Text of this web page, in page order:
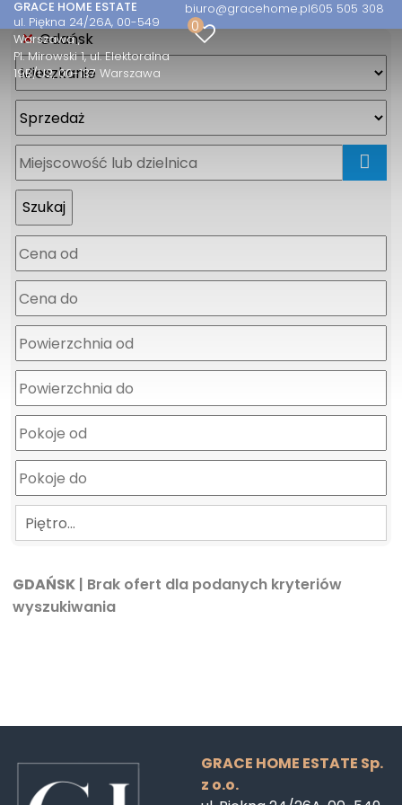
GRACE HOME ESTATE
ul. Piękna 24/26A, 00-549
Warszawa
Pl. Mirowski 1, ul. Elektoralna
19B/U2, 00-137 Warszawa
biuro@gracehome.pl605 505 308
0
Gdańsk
Piętro…
GDAŃSK | Brak ofert dla podanych kryteriów
wyszukiwania
GRACE HOME ESTATE Sp.
z o.o.